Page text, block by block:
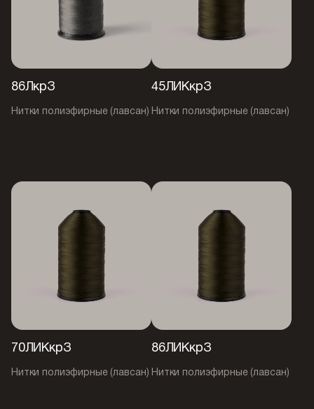
86ЛкрЗ
Нитки полиэфирные (лавсан)
45ЛИКкрЗ
Нитки полиэфирные (лавсан)
70ЛИКкрЗ
Нитки полиэфирные (лавсан)
86ЛИКкрЗ
Нитки полиэфирные (лавсан)